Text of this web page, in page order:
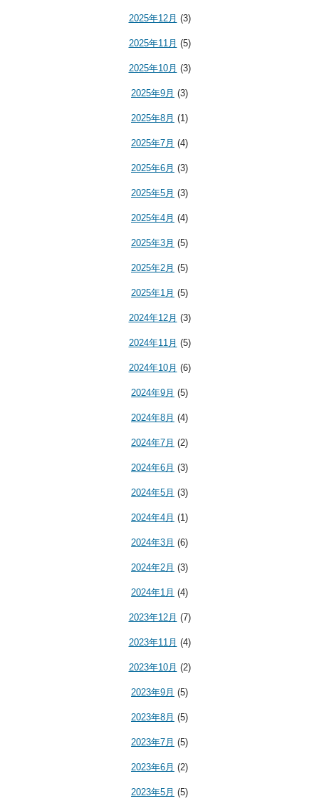
2025年12月 (3)
2025年11月 (5)
2025年10月 (3)
2025年9月 (3)
2025年8月 (1)
2025年7月 (4)
2025年6月 (3)
2025年5月 (3)
2025年4月 (4)
2025年3月 (5)
2025年2月 (5)
2025年1月 (5)
2024年12月 (3)
2024年11月 (5)
2024年10月 (6)
2024年9月 (5)
2024年8月 (4)
2024年7月 (2)
2024年6月 (3)
2024年5月 (3)
2024年4月 (1)
2024年3月 (6)
2024年2月 (3)
2024年1月 (4)
2023年12月 (7)
2023年11月 (4)
2023年10月 (2)
2023年9月 (5)
2023年8月 (5)
2023年7月 (5)
2023年6月 (2)
2023年5月 (5)